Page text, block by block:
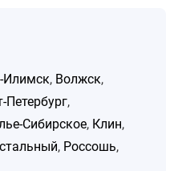
Илимск, Волжск,
Петербург,
Сибирское, Клин,
, Россошь,